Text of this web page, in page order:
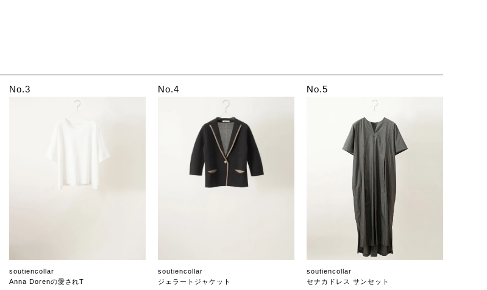
No.3
soutiencollar
Anna Dorenの愛されT
No.4
soutiencollar
ジェラートジャケット
No.5
soutiencollar
セナカドレス サンセット